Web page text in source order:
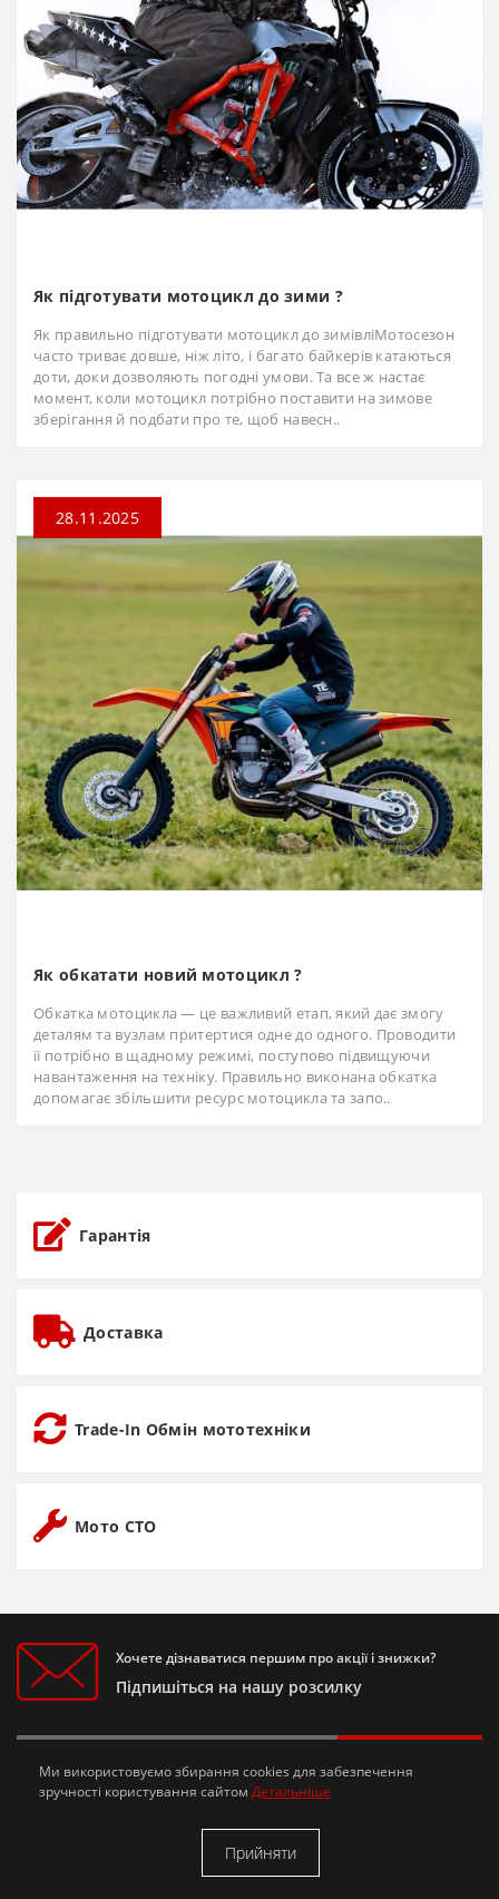
Як підготувати мотоцикл до зими ?
Як правильно підготувати мотоцикл до зимівліМотосезон
часто триває довше, ніж літо, і багато байкерів катаються
доти, доки дозволяють погодні умови. Та все ж настає
момент, коли мотоцикл потрібно поставити на зимове
зберігання й подбати про те, щоб навесн..
28.11.2025
Як обкатати новий мотоцикл ?
Обкатка мотоцикла — це важливий етап, який дає змогу
деталям та вузлам притертися одне до одного. Проводити
її потрібно в щадному режимі, поступово підвищуючи
навантаження на техніку. Правильно виконана обкатка
допомагає збільшити ресурс мотоцикла та запо..
Гарантія
Доставка
Trade-In Обмін мототехніки
Мото СТО
Хочете дізнаватися першим про акції і знижки?
Підпишіться на нашу розсилку
Я прочитавПолітика конфіденційностіі згоден з вимогами
Ми використовуємо збирання cookies для забезпечення
зручності користування сайтом Детальніше
Прийняти